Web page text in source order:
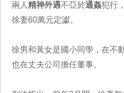
兩人精神外遇不亞於通姦犯行
徐妻60萬元定讞。
徐男和黃女是國小同學，在不
也在丈夫公司擔任董事。